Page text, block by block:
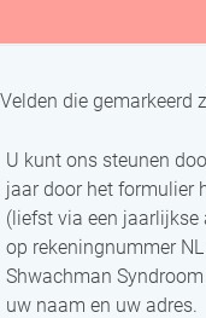
Velden die gemarkeerd
U kunt ons steunen
jaar door het formulier
(liefst via een
op rekeningnummer
Shwachman Syndroom
uw naam en uw adres.